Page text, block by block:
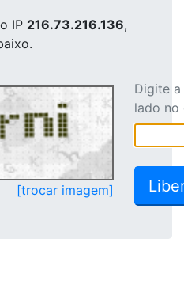
IP 216.73.216.136,
[trocar imagem]
Digite
lado no